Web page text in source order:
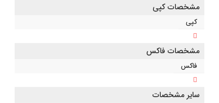
مشخصات کپی
کپی
مشخصات فاکس
فاکس
سایر مشخصات